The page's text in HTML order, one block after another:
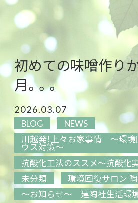
初めての味噌作り
月。。。
2026.03.07
BLOG
NEWS
川越発！上々お家事情 ～環
ウス対策～
抗酸化工法のススメ～抗酸化
未分類
環境回復サロン 陶
～お知らせ～ 建陶社生活環